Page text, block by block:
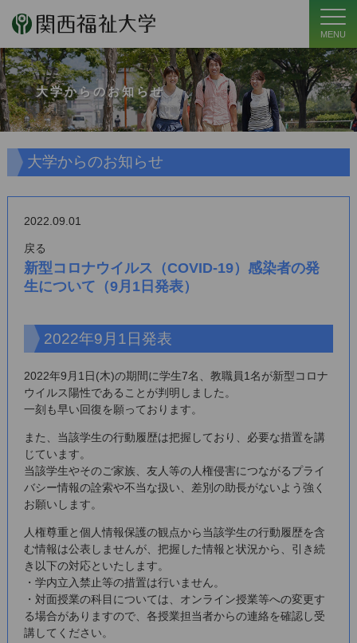
MENU
大学からのお知らせ
大学からのお知らせ
2022.09.01
戻る
新型コロナウイルス（COVID-19）感染者の発
生について（9月1日発表）
2022年9月1日発表
2022年9月1日(木)の期間に学生7名、教職員1名が新型コロナ
ウイルス陽性であることが判明しました。
一刻も早い回復を願っております。
また、当該学生の行動履歴は把握しており、必要な措置を講
じています。
当該学生やそのご家族、友人等の人権侵害につながるプライ
バシー情報の詮索や不当な扱い、差別の助長がないよう強く
お願いします。
人権尊重と個人情報保護の観点から当該学生の行動履歴を含
む情報は公表しませんが、把握した情報と状況から、引き続
き以下の対応といたします。
・学内立入禁止等の措置は行いません。
・対面授業の科目については、オンライン授業等への変更す
る場合がありますので、各授業担当者からの連絡を確認し受
講してください。